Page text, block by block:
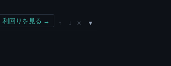
利回りを見る → ↑ ↓ ×